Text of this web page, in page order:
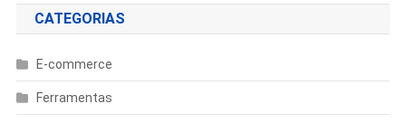
CATEGORIAS
E-commerce
Ferramentas